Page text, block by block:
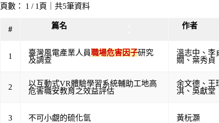
頁數： 1 / 1頁｜共5筆資料
# 篇名 作者
1 臺灣風電產業人員職場危害因子研究
及調查
溫志中 、 李
嫺 、 葉秀貞
2
以互動式VR體驗學習系統輔助工地高
危害職安教育之效益評估
余文德 、 王
淇 、 吳獻堂
3 不可小覷的硫化氫 黃杬灝